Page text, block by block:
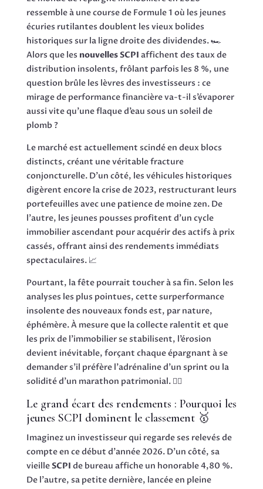
ressemble à une course de Formule 1 où les jeunes
écuries rutilantes doublent les vieux bolides
historiques sur la ligne droite des dividendes. 🏎️
Alors que les nouvelles SCPI affichent des taux de
distribution insolents, frôlant parfois les 8 %, une
question brûle les lèvres des investisseurs : ce
mirage de performance financière va-t-il s’évaporer
aussi vite qu’une flaque d’eau sous un soleil de
plomb ?
Le marché est actuellement scindé en deux blocs
distincts, créant une véritable fracture
conjoncturelle. D’un côté, les véhicules historiques
digèrent encore la crise de 2023, restructurant leurs
portefeuilles avec une patience de moine zen. De
l’autre, les jeunes pousses profitent d’un cycle
immobilier ascendant pour acquérir des actifs à prix
cassés, offrant ainsi des rendements immédiats
spectaculaires. 📈
Pourtant, la fête pourrait toucher à sa fin. Selon les
analyses les plus pointues, cette surperformance
insolente des nouveaux fonds est, par nature,
éphémère. À mesure que la collecte ralentit et que
les prix de l’immobilier se stabilisent, l’érosion
devient inévitable, forçant chaque épargnant à se
demander s’il préfère l’adrénaline d’un sprint ou la
solidité d’un marathon patrimonial. 🏃‍♂️
Le grand écart des rendements : Pourquoi les
jeunes SCPI dominent le classement 🥇
Imaginez un investisseur qui regarde ses relevés de
compte en ce début d’année 2026. D’un côté, sa
vieilleSCPI de bureau affiche un honorable 4,80 %.
De l’autre, sa petite dernière, lancée en pleine